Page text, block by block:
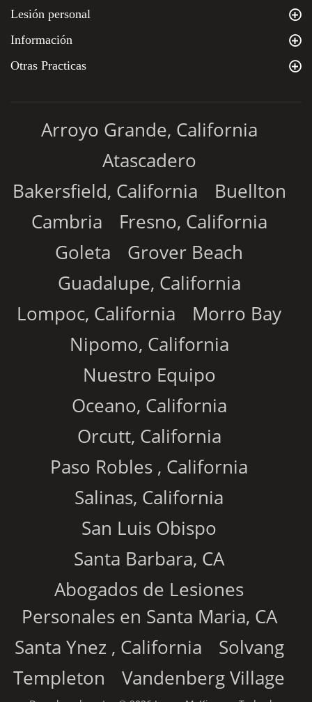
Lesión personal
Información
Otras Practicas
Arroyo Grande, California
Atascadero
Bakersfield, California
Buellton
Cambria
Fresno, California
Goleta
Grover Beach
Guadalupe, California
Lompoc, California
Morro Bay
Nipomo, California
Nuestro Equipo
Oceano, California
Orcutt, California
Paso Robles , California
Salinas, California
San Luis Obispo
Santa Barbara, CA
Abogados de Lesiones
Personales en Santa Maria, CA
Santa Ynez , California
Solvang
Templeton
Vandenberg Village